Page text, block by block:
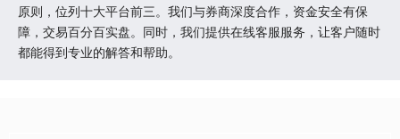
原则，位列十大平台前三。我们与券商深度合作，资金安全有保
障，交易百分百实盘。同时，我们提供在线客服服务，让客户随时
都能得到专业的解答和帮助。